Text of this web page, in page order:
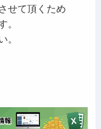
せて頂くため
。
。